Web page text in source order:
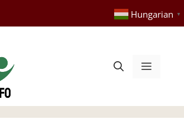
Hungarian ▼
Menü